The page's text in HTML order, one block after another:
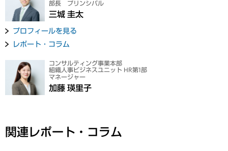
部長 プリンシパル
三城 圭太
プロフィールを見る
レポート・コラム
コンサルティング事業本部
組織人事ビジネスユニット HR第1部
マネージャー
加藤 瑛里子
関連レポート・コラム